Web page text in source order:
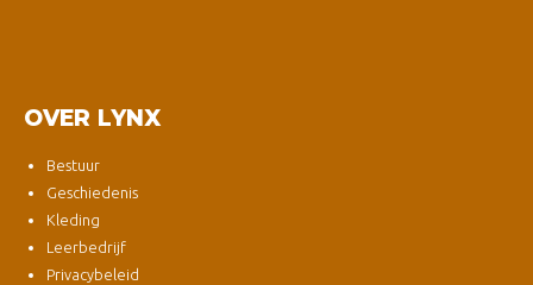
OVER LYNX
Bestuur
Geschiedenis
Kleding
Leerbedrijf
Privacybeleid